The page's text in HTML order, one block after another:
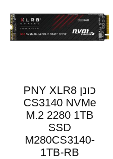
כונן PNY XLR8
CS3140 NVMe
M.2 2280 1TB
SSD
M280CS3140-
1TB-RB